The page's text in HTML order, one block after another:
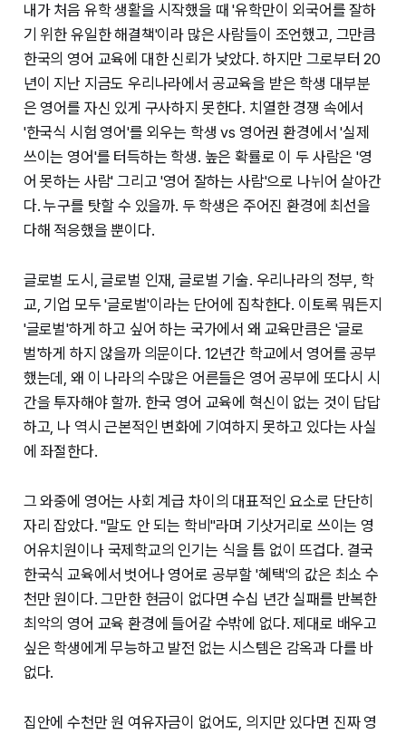
내가 처음 유학 생활을 시작했을 때 '유학만이 외국어를 잘하
기 위한 유일한 해결책'이라 많은 사람들이 조언했고, 그만큼
한국의 영어 교육에 대한 신뢰가 낮았다. 하지만 그로부터 20
년이 지난 지금도 우리나라에서 공교육을 받은 학생 대부분
은 영어를 자신 있게 구사하지 못한다. 치열한 경쟁 속에서
'한국식 시험 영어'를 외우는 학생 vs 영어권 환경에서 '실제
쓰이는 영어'를 터득하는 학생. 높은 확률로 이 두 사람은 '영
어 못하는 사람' 그리고 '영어 잘하는 사람'으로 나뉘어 살아간
다. 누구를 탓할 수 있을까. 두 학생은 주어진 환경에 최선을
다해 적응했을 뿐이다.
글로벌 도시, 글로벌 인재, 글로벌 기술. 우리나라의 정부, 학
교, 기업 모두 '글로벌'이라는 단어에 집착한다. 이토록 뭐든지
'글로벌'하게 하고 싶어 하는 국가에서 왜 교육만큼은 '글로
벌'하게 하지 않을까 의문이다. 12년간 학교에서 영어를 공부
했는데, 왜 이 나라의 수많은 어른들은 영어 공부에 또다시 시
간을 투자해야 할까. 한국 영어 교육에 혁신이 없는 것이 답답
하고, 나 역시 근본적인 변화에 기여하지 못하고 있다는 사실
에 좌절한다.
그 와중에 영어는 사회 계급 차이의 대표적인 요소로 단단히
자리 잡았다. "말도 안 되는 학비"라며 기삿거리로 쓰이는 영
어유치원이나 국제학교의 인기는 식을 틈 없이 뜨겁다. 결국
한국식 교육에서 벗어나 영어로 공부할 '혜택'의 값은 최소 수
천만 원이다. 그만한 현금이 없다면 수십 년간 실패를 반복한
최악의 영어 교육 환경에 들어갈 수밖에 없다. 제대로 배우고
싶은 학생에게 무능하고 발전 없는 시스템은 감옥과 다를 바
없다.
집안에 수천만 원 여유자금이 없어도, 의지만 있다면 진짜 영